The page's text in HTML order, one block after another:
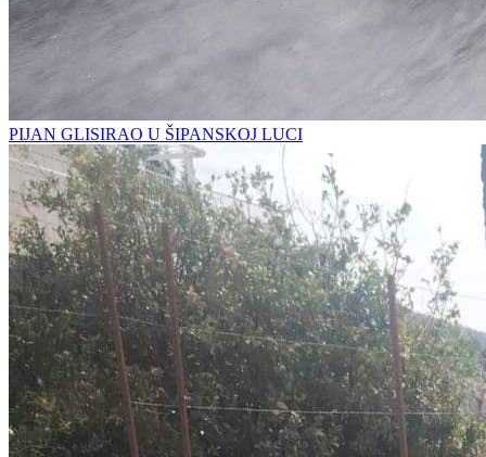
PIJAN GLISIRAO U ŠIPANSKOJ LUCI